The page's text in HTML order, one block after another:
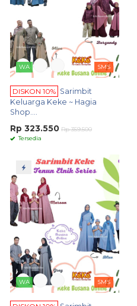
WA SMS
DISKON 10% Sarimbit
Keluarga Keke ~ Hagia
Shop....
Rp 323.550 Rp 359.500
Tersedia
WA SMS